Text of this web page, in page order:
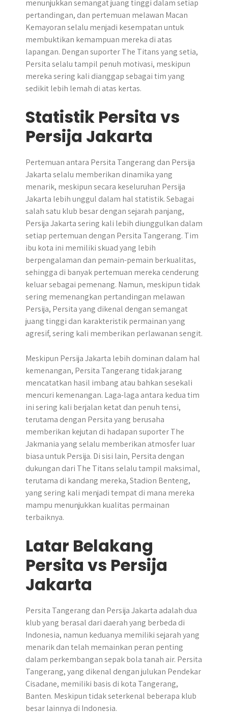
menunjukkan semangat juang tinggi dalam setiap
pertandingan, dan pertemuan melawan Macan
Kemayoran selalu menjadi kesempatan untuk
membuktikan kemampuan mereka di atas
lapangan. Dengan suporter The Titans yang setia,
Persita selalu tampil penuh motivasi, meskipun
mereka sering kali dianggap sebagai tim yang
sedikit lebih lemah di atas kertas.
Statistik Persita vs
Persija Jakarta
Pertemuan antara Persita Tangerang dan Persija
Jakarta selalu memberikan dinamika yang
menarik, meskipun secara keseluruhan Persija
Jakarta lebih unggul dalam hal statistik. Sebagai
salah satu klub besar dengan sejarah panjang,
Persija Jakarta sering kali lebih diunggulkan dalam
setiap pertemuan dengan Persita Tangerang. Tim
ibu kota ini memiliki skuad yang lebih
berpengalaman dan pemain-pemain berkualitas,
sehingga di banyak pertemuan mereka cenderung
keluar sebagai pemenang. Namun, meskipun tidak
sering memenangkan pertandingan melawan
Persija, Persita yang dikenal dengan semangat
juang tinggi dan karakteristik permainan yang
agresif, sering kali memberikan perlawanan sengit.
Meskipun Persija Jakarta lebih dominan dalam hal
kemenangan, Persita Tangerang tidak jarang
mencatatkan hasil imbang atau bahkan sesekali
mencuri kemenangan. Laga-laga antara kedua tim
ini sering kali berjalan ketat dan penuh tensi,
terutama dengan Persita yang berusaha
memberikan kejutan di hadapan suporter The
Jakmania yang selalu memberikan atmosfer luar
biasa untuk Persija. Di sisi lain, Persita dengan
dukungan dari The Titans selalu tampil maksimal,
terutama di kandang mereka, Stadion Benteng,
yang sering kali menjadi tempat di mana mereka
mampu menunjukkan kualitas permainan
terbaiknya.
Latar Belakang
Persita vs Persija
Jakarta
Persita Tangerang dan Persija Jakarta adalah dua
klub yang berasal dari daerah yang berbeda di
Indonesia, namun keduanya memiliki sejarah yang
menarik dan telah memainkan peran penting
dalam perkembangan sepak bola tanah air. Persita
Tangerang, yang dikenal dengan julukan Pendekar
Cisadane, memiliki basis di kota Tangerang,
Banten. Meskipun tidak seterkenal beberapa klub
besar lainnya di Indonesia.